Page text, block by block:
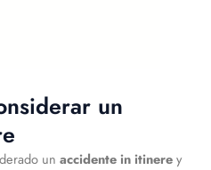
un
un accidente in itinerey